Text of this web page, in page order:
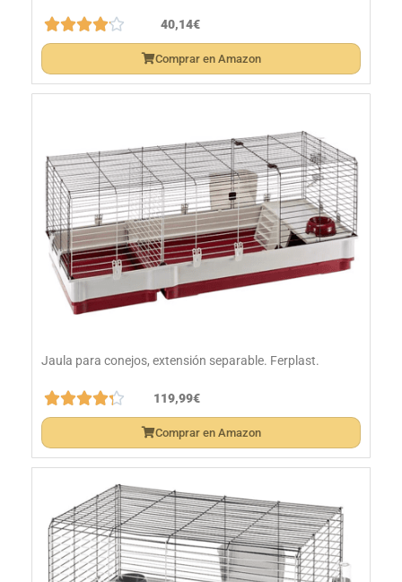
 40,14€
Comprar en Amazon
Jaula para conejos, extensión separable. Ferplast.
 119,99€
Comprar en Amazon